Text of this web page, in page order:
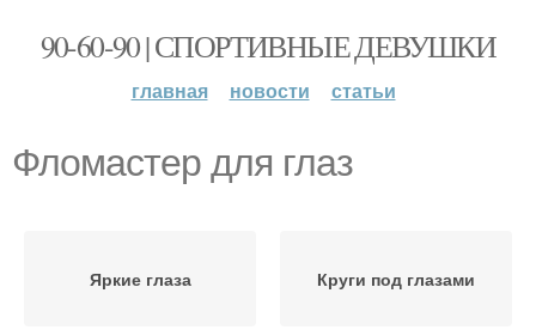
90-60-90 | СПОРТИВНЫЕ ДЕВУШКИ
главная новости статьи
Фломастер для глаз
Яркие глаза Круги под глазами